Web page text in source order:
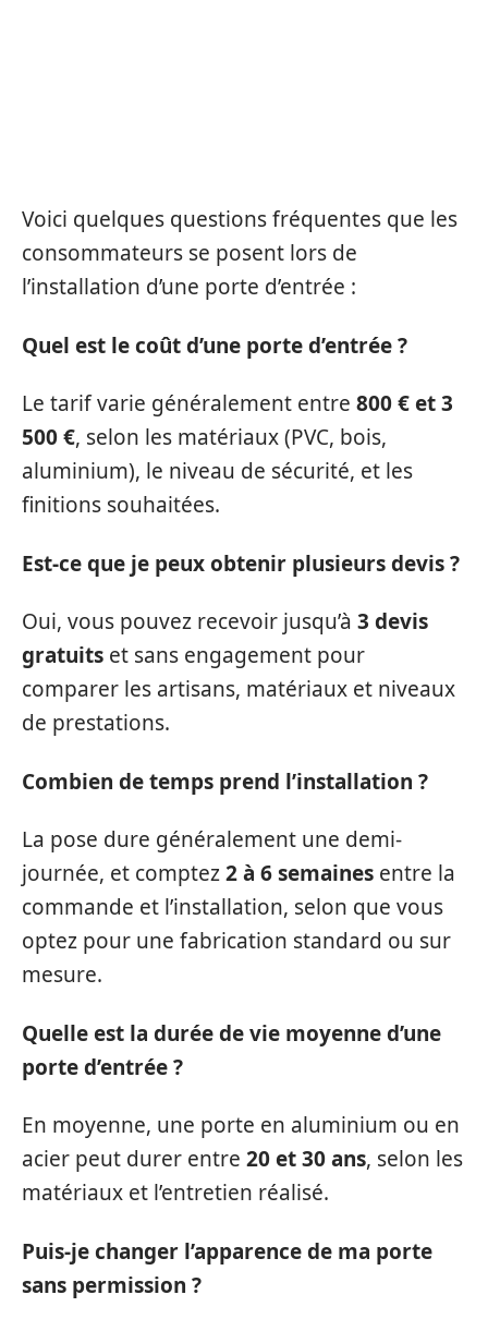
Voici quelques questions fréquentes que les
consommateurs se posent lors de
l’installation d’une porte d’entrée :
Quel est le coût d’une porte d’entrée ?
Le tarif varie généralement entre 800 € et 3
500 €, selon les matériaux (PVC, bois,
aluminium), le niveau de sécurité, et les
finitions souhaitées.
Est-ce que je peux obtenir plusieurs devis ?
Oui, vous pouvez recevoir jusqu’à 3 devis
gratuits et sans engagement pour
comparer les artisans, matériaux et niveaux
de prestations.
Combien de temps prend l’installation ?
La pose dure généralement une demi-
journée, et comptez2 à 6 semaines entre la
commande et l’installation, selon que vous
optez pour une fabrication standard ou sur
mesure.
Quelle est la durée de vie moyenne d’une
porte d’entrée ?
En moyenne, une porte en aluminium ou en
acier peut durer entre 20 et 30 ans, selon les
matériaux et l’entretien réalisé.
Puis-je changer l’apparence de ma porte
sans permission ?